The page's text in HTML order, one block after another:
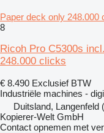
Paper deck only 248.000
8
Ricoh Pro C5300s
248.000 clicks
€ 8.490 Exclusief BTW
Industriële machines -
Duitsland, Langenfeld
Kopierer-Welt GmbH
Contact opnemen met